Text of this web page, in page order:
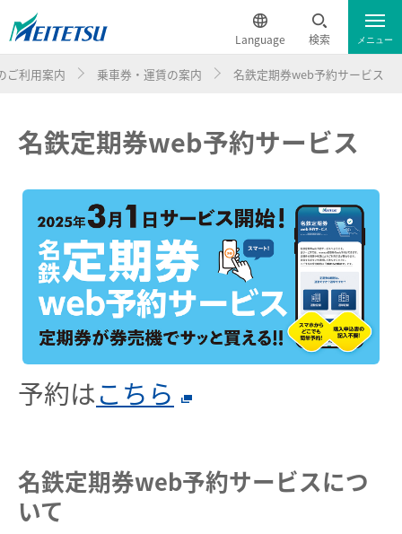
Language 検索
運行情報 遅延証明書
電車のご利用案内
電車のご利用案内トップ
ダイヤ・運賃
時刻表
特別車チケットレスサービス
名鉄定期券web予約サービス
路線・駅情報
名古屋本線
簡体中文
繁体中文
한국어
ภาษาไทย
メニュー
ご利用案内 乗車券・運賃の案内 名鉄定期券web予約サービス
名鉄定期券web予約サービス
予約はこちら
名鉄定期券web予約サービスにつ
いて